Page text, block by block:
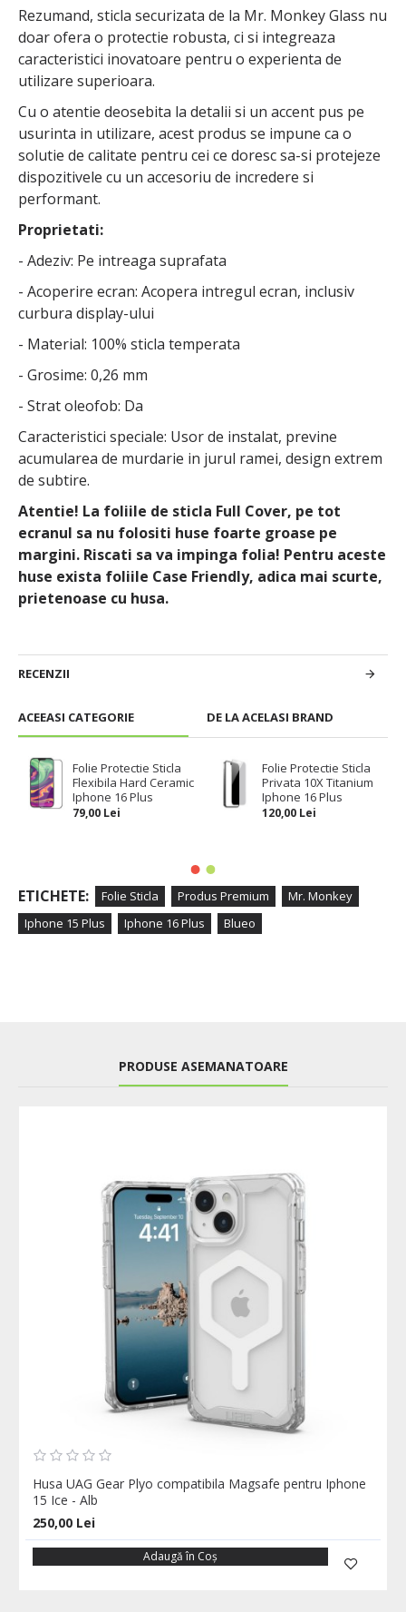
ACEEASI CATEGORIE DE LA ACELASI BRAND
Folie Protectie Sticla
Flexibila Hard Ceramic
Iphone 16 Plus
79,00 Lei
Folie Protectie Sticla
Privata 10X Titanium
Iphone 16 Plus
120,00 Lei
Rezumand, sticla securizata de la Mr. Monkey Glass nu
doar ofera o protectie robusta, ci si integreaza
caracteristici inovatoare pentru o experienta de
utilizare superioara.
Cu o atentie deosebita la detalii si un accent pus pe
usurinta in utilizare, acest produs se impune ca o
solutie de calitate pentru cei ce doresc sa-si protejeze
dispozitivele cu un accesoriu de incredere si
performant.
Proprietati:
- Adeziv: Pe intreaga suprafata
- Acoperire ecran: Acopera intregul ecran, inclusiv
curbura display-ului
- Material: 100% sticla temperata
- Grosime: 0,26 mm
- Strat oleofob: Da
Caracteristici speciale: Usor de instalat, previne
acumularea de murdarie in jurul ramei, design extrem
de subtire.
Atentie! La foliile de sticla Full Cover, pe tot
ecranul sa nu folositi huse foarte groase pe
margini. Riscati sa va impinga folia! Pentru aceste
huse exista foliile Case Friendly, adica mai scurte,
prietenoase cu husa.
RECENZII
ETICHETE: Folie Sticla Produs Premium
Mr. Monkey
Iphone 15 Plus
Iphone 16 Plus Blueo
PRODUSE ASEMANATOARE
Husa UAG Gear Plyo compatibila Magsafe pentru Iphone
15 Ice - Alb
250,00 Lei
Adaugă în Coş